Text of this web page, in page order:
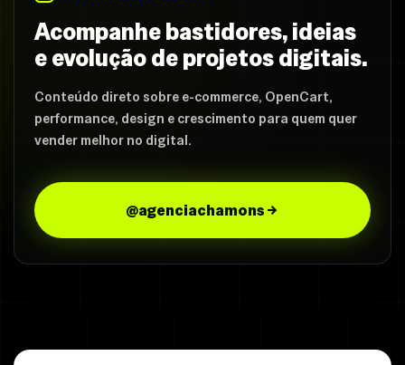
Acompanhe bastidores, ideias
e evolução de projetos digitais.
Conteúdo direto sobre e-commerce, OpenCart,
performance, design e crescimento para quem quer
vender melhor no digital.
@agenciachamons